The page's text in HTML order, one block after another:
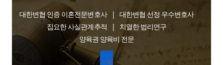
대한변협 인증 이혼전문변호사 | 대한변협 선정 우수변호사
집요한 사실관계추적 | 치열한 법리연구
양육권 양육비 전문